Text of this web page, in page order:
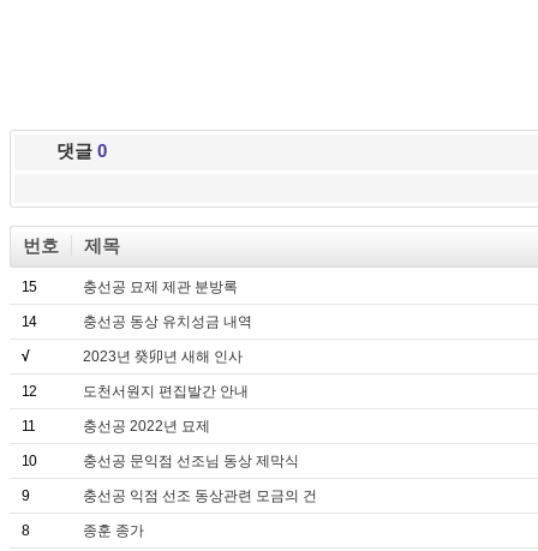
댓글 0
번호 제목
15 충선공 묘제 제관 분방록
14 충선공 동상 유치성금 내역
√ 2023년 癸卯년 새해 인사
12 도천서원지 편집발간 안내
11 충선공 2022년 묘제
10 충선공 문익점 선조님 동상 제막식
9 충선공 익점 선조 동상관련 모금의 건
8 종훈 종가